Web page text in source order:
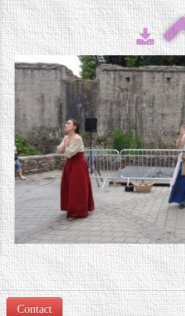
LOCATION
Contact